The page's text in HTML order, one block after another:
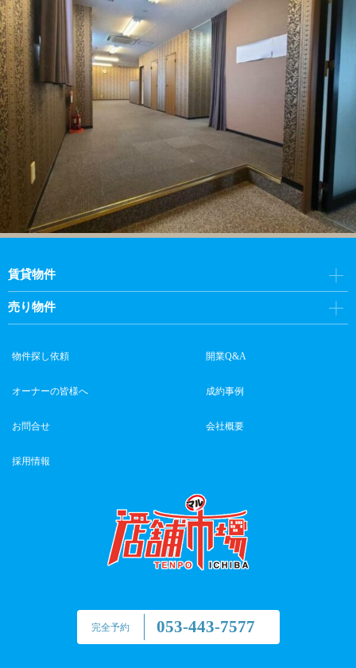
完全予約 053-443-7577
賃貸物件
売り物件
物件探し依頼 開業Q&A
オーナーの皆様へ 成約事例
お問合せ 会社概要
採用情報